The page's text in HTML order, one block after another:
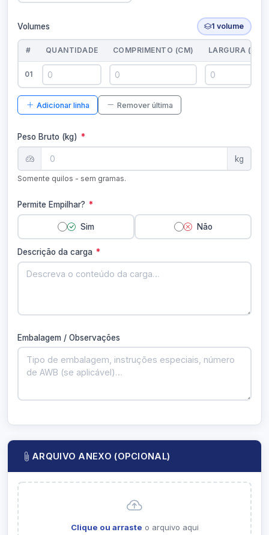
Volumes 1 volume
# QUANTIDADE COMPRIMENTO (CM) LARGURA (CM)
01
Adicionar linha Remover última
Peso Bruto (kg) *
kg
Somente quilos - sem gramas.
Permite Empilhar? *
Sim Não
Descrição da carga *
Embalagem / Observações
ARQUIVO ANEXO (OPCIONAL)
Clique ou arraste o arquivo aqui